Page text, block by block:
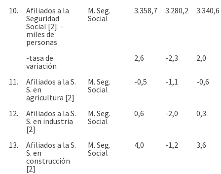
10.
Afiliados a la
Seguridad
Social [2]: -
miles de
personas
M. Seg.
Social
3.358,7 3.280,2 3.340,6
-tasa de
variación
2,6 -2,3 2,0
11.
Afiliados a la S.
S. en
agricultura [2]
M. Seg.
Social
-0,5 -1,1 -0,6
12.
Afiliados a la S.
S. en industria
[2]
M. Seg.
Social
0,6 -2,0 0,3
13.
Afiliados a la S.
S. en
construcción
[2]
M. Seg.
Social
4,0 -1,2 3,6